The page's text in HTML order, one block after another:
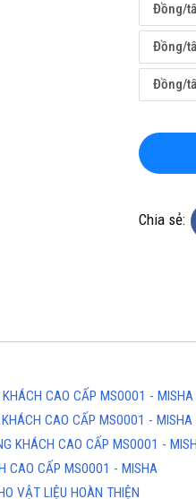
TỔNG KHO CHUYÊN
VINYL KHÁNG KHUẨN
Hotline(Zalo):
Đồng/
Đồng/
Đồng/
Chia sẻ:
CAO CẤP MS0001 - MISHA
CAO CẤP MS0001 - MISHA
KHÁCH CAO CẤP MS0001 -
CAO CẤP MS0001 - MISHA
VẬT LIỆU HOÀN THIỆN